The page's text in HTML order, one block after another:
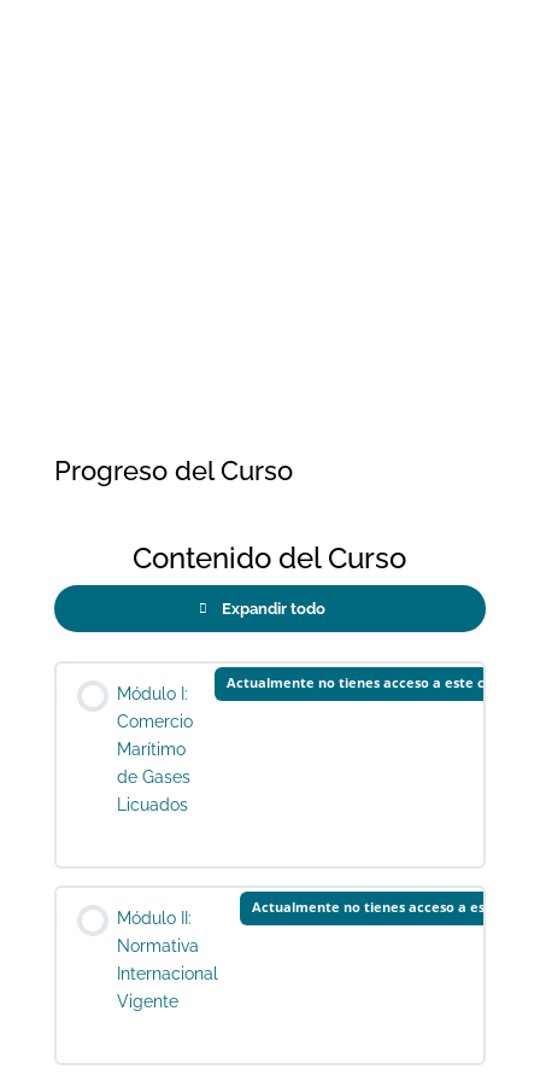
Progreso del Curso
Contenido del Curso
Expandir todo
Módulo I:
Comercio
Marítimo
de Gases
Licuados
Actualmente no tienes acceso a este
Módulo II:
Normativa
Internacional
Vigente
Actualmente no tienes acceso a este